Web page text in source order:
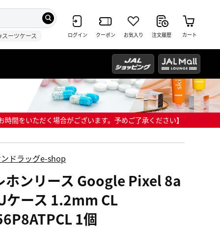
スーツケース ログイン クーポン お気入り 注文履歴 カート
間をいただく場合がございます。予めご了承ください】
ドラッグe-shop
ホンリース Google Pixel 8a
ケース 1.2mm CL
1個